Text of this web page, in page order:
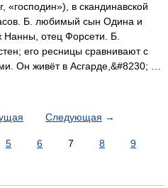
«господин»), в скандинавской
Б. любимый сын Одина и
Нанны, отец Форсети. Б.
его ресницы сравнивают с
Он живёт в Асгарде,&#8230; …
Следующая →
5 6 7 8
9